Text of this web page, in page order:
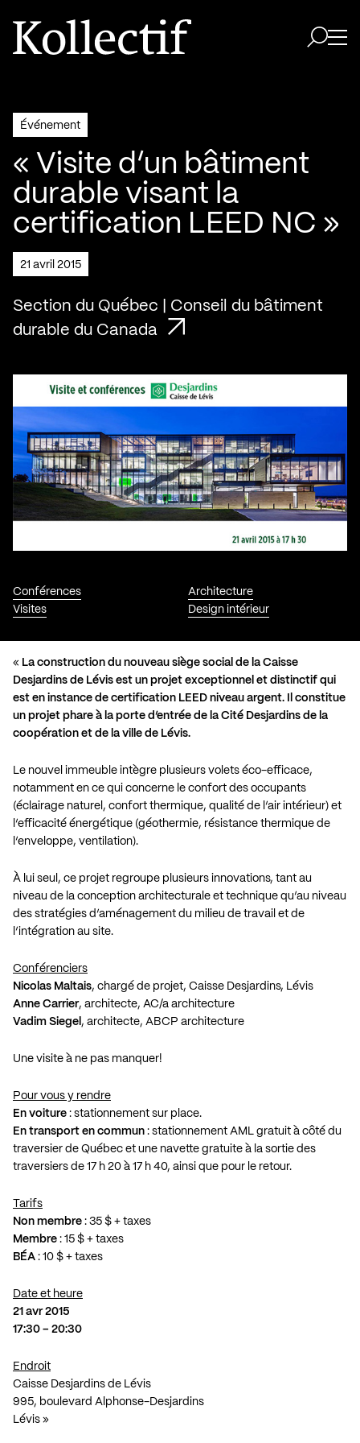
Aller à la page d'accueil
Logo Kollectif
Événement
« Visite d’un bâtiment
durable visant la
certification LEED NC »
21 avril 2015
Section du Québec | Conseil du bâtiment
durable du Canada
Conférences
Visites
Architecture
Design intérieur
« La construction du nouveau siège social de la Caisse
Desjardins de Lévis est un projet exceptionnel et distinctif qui
est en instance de certification LEED niveau argent. Il constitue
un projet phare à la porte d’entrée de la Cité Desjardins de la
coopération et de la ville de Lévis.
Le nouvel immeuble intègre plusieurs volets éco-efficace,
notamment en ce qui concerne le confort des occupants
(éclairage naturel, confort thermique, qualité de l’air intérieur) et
l’efficacité énergétique (géothermie, résistance thermique de
l’enveloppe, ventilation).
À lui seul, ce projet regroupe plusieurs innovations, tant au
niveau de la conception architecturale et technique qu’au niveau
des stratégies d’aménagement du milieu de travail et de
l’intégration au site.
Conférenciers
Nicolas Maltais, chargé de projet, Caisse Desjardins, Lévis
Anne Carrier, architecte, AC/a architecture
Vadim Siegel , architecte, ABCP architecture
Une visite à ne pas manquer!
Pour vous y rendre
En voiture : stationnement sur place.
En transport en commun : stationnement AML gratuit à côté du
traversier de Québec et une navette gratuite à la sortie des
traversiers de 17 h 20 à 17 h 40, ainsi que pour le retour.
Tarifs
Non membre : 35 $ + taxes
Membre : 15 $ + taxes
BÉA : 10 $ + taxes
Date et heure
21 avr 2015
17:30 – 20:30
Endroit
Caisse Desjardins de Lévis
995, boulevard Alphonse-Desjardins
Lévis »